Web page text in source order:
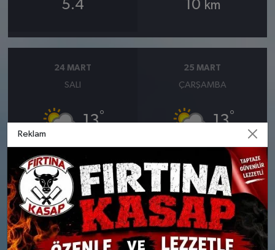
5.4 10 km
24 MART
SALI
13°
Bölgesel düzensiz yağmur
yağışlı
Nem: %72
Rüzgar: 13 km/h
Yağış Olasılığı: %85
25 MART
ÇARŞAMBA
13°
Bölgesel düzensiz yağmur
yağışlı
Nem: %71
Rüzgar: 14 km/h
Yağış Olasılığı: %88
Reklam